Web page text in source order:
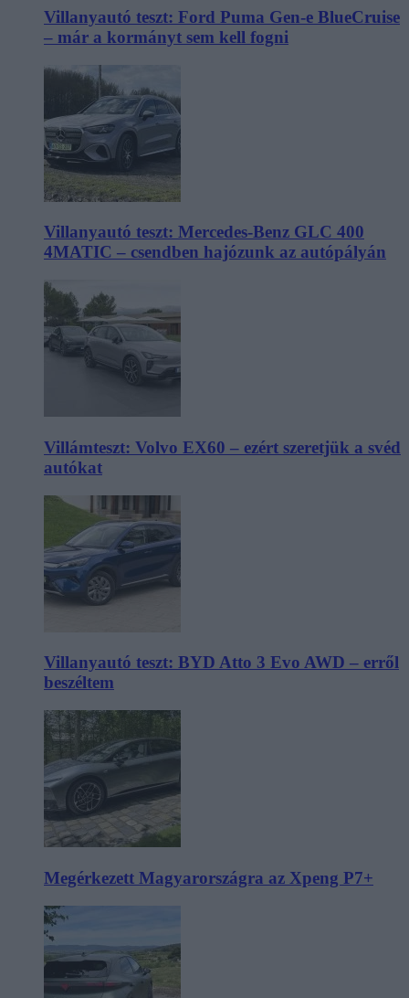
Villanyautó teszt: Ford Puma Gen-e BlueCruise
– már a kormányt sem kell fogni
Villanyautó teszt: Mercedes-Benz GLC 400
4MATIC – csendben hajózunk az autópályán
Villámteszt: Volvo EX60 – ezért szeretjük a svéd
autókat
Villanyautó teszt: BYD Atto 3 Evo AWD – erről
beszéltem
Megérkezett Magyarországra az Xpeng P7+